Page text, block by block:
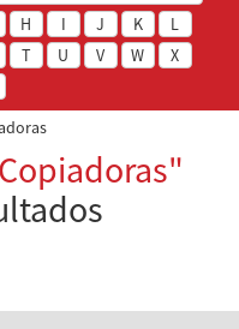
H I J K
L
T U V W
X